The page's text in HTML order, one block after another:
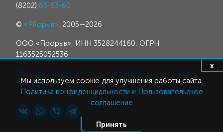
Мы используем cookie для улучшения работы сайта.
Политика конфиденциальности и Пользовательское
соглашение
Принять
x
(8202) 63-63-60
© «PRорыв», 2005—2026
ООО «Прорыв», ИНН 3528244160, ОГРН
1163525052536
Политика конфиденциальности и Пользовательское
соглашение